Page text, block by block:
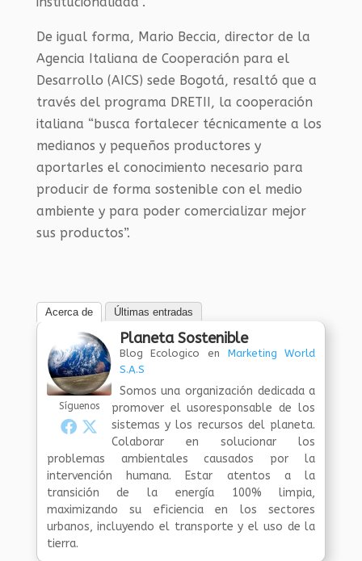
De igual forma, Mario Beccia, director de la
Agencia Italiana de Cooperación para el
Desarrollo (AICS) sede Bogotá, resaltó que a
través del programa DRETII, la cooperación
italiana “busca fortalecer técnicamente a los
medianos y pequeños productores y
aportarles el conocimiento necesario para
producir de forma sostenible con el medio
ambiente y para poder comercializar mejor
sus productos”.
Acerca de Últimas entradas
Síguenos
Planeta Sostenible
Blog Ecologico en Marketing World
S.A.S
Somos una organización dedicada a
promover el usoresponsable de los
sistemas y los recursos del planeta.
Colaborar en solucionar los
problemas ambientales causados por la
intervención humana. Estar atentos a la
transición de la energía 100% limpia,
maximizando su eficiencia en los sectores
urbanos, incluyendo el transporte y el uso de la
tierra.